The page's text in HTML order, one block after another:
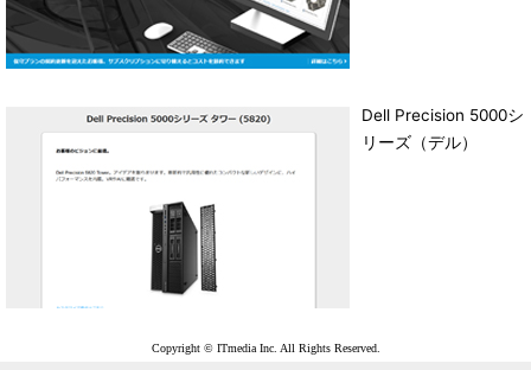
Dell Precision 5000シ
リーズ（デル）
Copyright © ITmedia Inc. All Rights Reserved.